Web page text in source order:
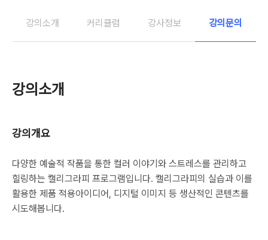
강의소개 커리큘럼 강사정보 강의문의
강의소개
강의개요
다양한 예술적 작품을 통한 컬러 이야기와 스트레스를 관리하고
힐링하는 캘리그라피 프로그램입니다. 캘리그라피의 실습과 이를
활용한 제품 적용아이디어, 디지털 이미지 등 생산적인 콘텐츠를
시도해봅니다.